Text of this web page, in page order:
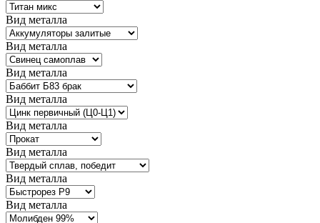
Вид металла
Вид металла
Вид металла
Вид металла
Вид металла
Вид металла
Вид металла
Вид металла